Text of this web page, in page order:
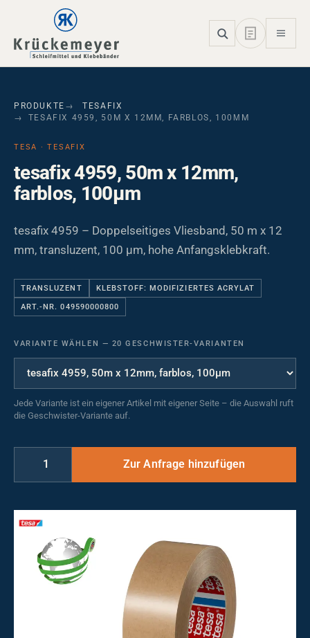
Skip to main navigation
Skip to main content
Skip to page footer
PRODUKTE
TESAFIX
TESAFIX 4959, 50M X 12MM, FARBLOS, 100ΜM
TESA · TESAFIX
tesafix 4959, 50m x 12mm,
farblos, 100µm
tesafix 4959 – Doppelseitiges Vliesband, 50 m x 12
mm, transluzent, 100 µm, hohe Anfangsklebkraft.
TRANSLUZENT KLEBSTOFF: MODIFIZIERTES ACRYLAT
ART.-NR. 049590000800
VARIANTE WÄHLEN — 20 GESCHWISTER-VARIANTEN
Jede Variante ist ein eigener Artikel mit eigener Seite – die Auswahl ruft
die Geschwister-Variante auf.